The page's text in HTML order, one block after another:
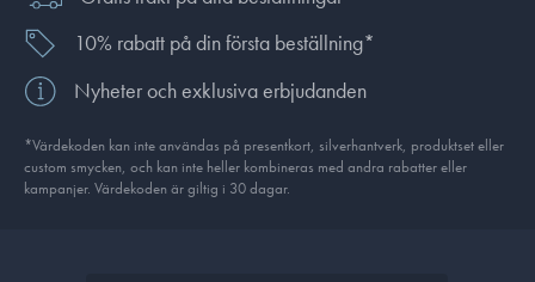
10% rabatt på din första beställning*
Nyheter och exklusiva erbjudanden
*Värdekoden kan inte användas på presentkort, silverhantverk, produkt­set eller
custom smycken, och kan inte heller kombineras med andra rabatter eller
kampanjer. Värdekoden är giltig i 30 dagar.